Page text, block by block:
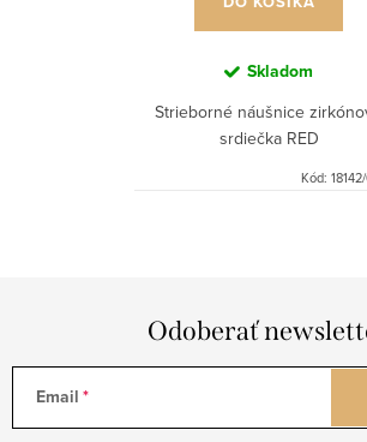
Skladom
Strieborné náušnice
srdiečka RED
Kód:
Odoberať
Email